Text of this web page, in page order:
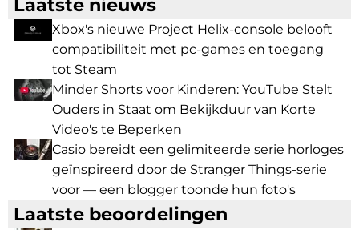
Laatste nieuws
Xbox's nieuwe Project Helix-console belooft
compatibiliteit met pc-games en toegang
tot Steam
Minder Shorts voor Kinderen: YouTube Stelt
Ouders in Staat om Bekijkduur van Korte
Video's te Beperken
Casio bereidt een gelimiteerde serie horloges
geïnspireerd door de Stranger Things-serie
voor — een blogger toonde hun foto's
Laatste beoordelingen